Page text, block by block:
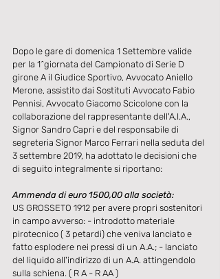
Dopo le gare di domenica 1 Settembre valide
per la 1^giornata del Campionato di Serie D
girone A il Giudice Sportivo, Avvocato Aniello
Merone, assistito dai Sostituti Avvocato Fabio
Pennisi, Avvocato Giacomo Scicolone con la
collaborazione del rappresentante dell'A.I.A.,
Signor Sandro Capri e del responsabile di
segreteria Signor Marco Ferrari nella seduta del
3 settembre 2019, ha adottato le decisioni che
di seguito integralmente si riportano:
Ammenda di euro 1500,00 alla società:
US GROSSETO 1912 per avere propri sostenitori
in campo avverso: - introdotto materiale
pirotecnico ( 3 petardi) che veniva lanciato e
fatto esplodere nei pressi di un A.A.; - lanciato
del liquido all'indirizzo di un A.A. attingendolo
sulla schiena. ( R A - R AA )